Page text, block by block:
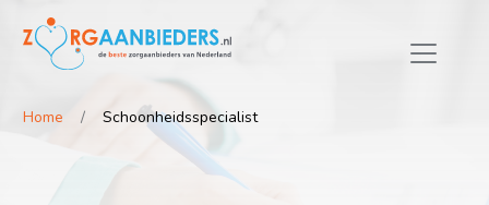
Home Schoonheidsspecialist